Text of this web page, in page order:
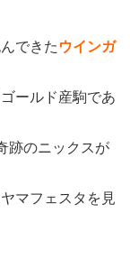
できた ウインガ
ールド産駒であ
跡のニックスが
マフェスタを見